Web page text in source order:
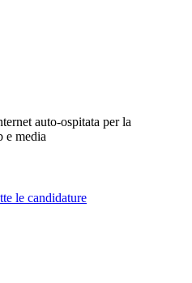
auto-ospitata per la
e media
le candidature